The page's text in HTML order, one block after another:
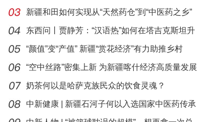
新疆和田如何实现从“天然药仓”到“中医药之乡”
东西问丨贾静芳：“汉语热”如何在塔吉克斯坦升
温
“颜值”变“产值” 新疆“赏花经济”有力助推乡村
“空中丝路”密集上新 为新疆喀什经济高质量发展
注
奶茶何以是哈萨克族民众的饮食灵魂？
中新健康 | 新疆石河子何以入选国家中医药传承